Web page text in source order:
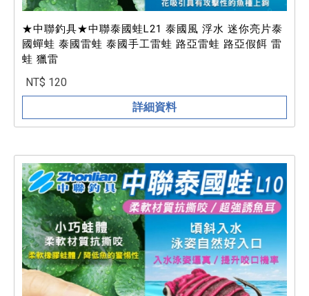
★中聯釣具★中聯泰國蛙L21 泰國風 浮水 迷你亮片泰
國蟬蛙 泰國雷蛙 泰國手工雷蛙 路亞雷蛙 路亞假餌 雷
蛙 獵雷
NT$ 120
詳細資料